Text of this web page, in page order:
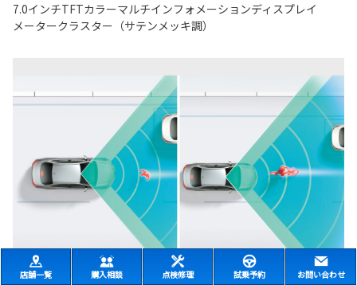
7.0インチTFTカラーマルチインフォメーションディスプレイ
メータークラスター（サテンメッキ調）
店舗一覧 購入相談 点検修理 試乗予約 お問い合わせ